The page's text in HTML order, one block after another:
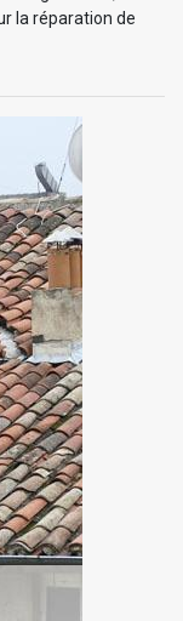
la réparation de